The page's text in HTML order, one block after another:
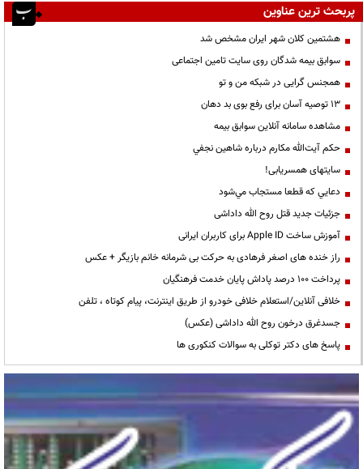
پربحث ترین عناوین
هشتمین کلان شهر ایران مشخص شد
سوابق بیمه شدگان روی سایت تامین اجتماعی
همجنس گرایی در شبکه من و تو
13 توصیه آسان برای رفع بوی بد دهان
مشاهده سامانه آنلاين سوابق بیمه
حكم آيت‌الله مكارم درباره شاهين نجفي
سایتهای همسریابی!
دعايي كه قطعا مستجاب مي‌شود
جزئیات جدید قتل روح الله داداشی
آموزش ساخت Apple ID برای کاربران ایرانی
راز خنده های اصغر فرهادی به حرکت بی شرمانه خانم بازیگر + عکس
پرداخت ۱۰۰ درصد پاداش پایان خدمت فرهنگیان
خلافی آنلاین/استعلام خلافی خودرو از طریق اینترنت، پیام کوتاه ، تلفن
جسدغرق درخون روح الله داداشی (عکس)
پاسخ های دکتر توکلی به سوالات کنکوری ها